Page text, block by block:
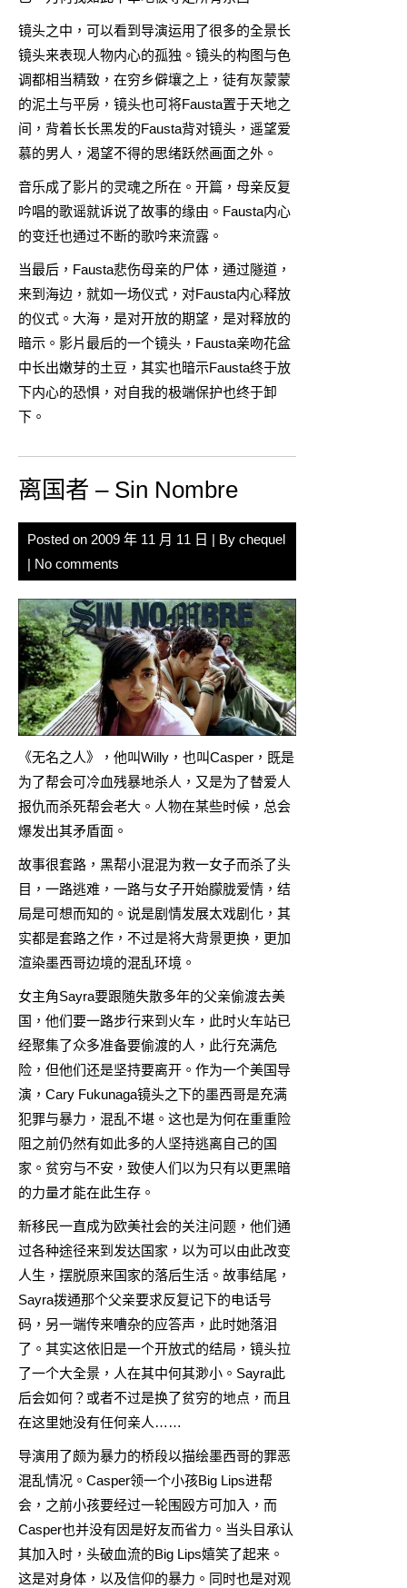
镜头之中，可以看到导演运用了很多的全景长
镜头来表现人物内心的孤独。镜头的构图与色
调都相当精致，在穷乡僻壤之上，徒有灰蒙蒙
的泥土与平房，镜头也可将Fausta置于天地之
间，背着长长黑发的Fausta背对镜头，遥望爱
慕的男人，渴望不得的思绪跃然画面之外。
音乐成了影片的灵魂之所在。开篇，母亲反复
吟唱的歌谣就诉说了故事的缘由。Fausta内心
的变迁也通过不断的歌吟来流露。
当最后，Fausta悲伤母亲的尸体，通过隧道，
来到海边，就如一场仪式，对Fausta内心释放
的仪式。大海，是对开放的期望，是对释放的
暗示。影片最后的一个镜头，Fausta亲吻花盆
中长出嫩芽的土豆，其实也暗示Fausta终于放
下内心的恐惧，对自我的极端保护也终于卸
下。
离国者 – Sin Nombre
Posted on 2009 年 11 月 11 日 | By chequel
No comments
《无名之人》，他叫Willy，也叫Casper，既是
为了帮会可冷血残暴地杀人，又是为了替爱人
报仇而杀死帮会老大。人物在某些时候，总会
爆发出其矛盾面。
故事很套路，黑帮小混混为救一女子而杀了头
目，一路逃难，一路与女子开始朦胧爱情，结
局是可想而知的。说是剧情发展太戏剧化，其
实都是套路之作，不过是将大背景更换，更加
渲染墨西哥边境的混乱环境。
女主角Sayra要跟随失散多年的父亲偷渡去美
国，他们要一路步行来到火车，此时火车站已
经聚集了众多准备要偷渡的人，此行充满危
险，但他们还是坚持要离开。作为一个美国导
演，Cary Fukunaga镜头之下的墨西哥是充满
犯罪与暴力，混乱不堪。这也是为何在重重险
阻之前仍然有如此多的人坚持逃离自己的国
家。贫穷与不安，致使人们以为只有以更黑暗
的力量才能在此生存。
新移民一直成为欧美社会的关注问题，他们通
过各种途径来到发达国家，以为可以由此改变
人生，摆脱原来国家的落后生活。故事结尾，
Sayra拨通那个父亲要求反复记下的电话号
码，另一端传来嘈杂的应答声，此时她落泪
了。其实这依旧是一个开放式的结局，镜头拉
了一个大全景，人在其中何其渺小。Sayra此
后会如何？或者不过是换了贫穷的地点，而且
在这里她没有任何亲人……
导演用了颇为暴力的桥段以描绘墨西哥的罪恶
混乱情况。Casper领一个小孩Big Lips进帮
会，之前小孩要经过一轮围殴方可加入，而
Casper也并没有因是好友而省力。当头目承认
其加入时，头破血流的Big Lips嬉笑了起来。
这是对身体，以及信仰的暴力。同时也是对观